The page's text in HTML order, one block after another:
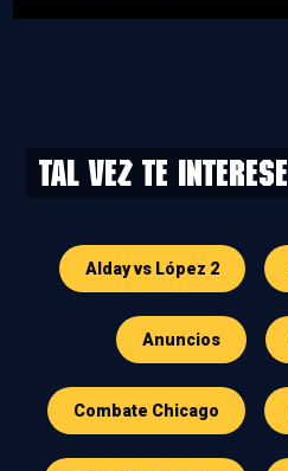
Tal vez te interese
Alday vs López 2
Anuncios
Combate Chicago